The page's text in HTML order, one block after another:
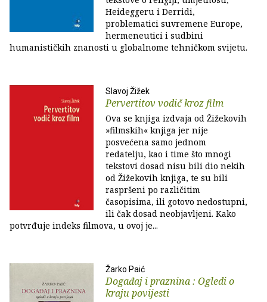
Heideggeru i Derridi,
problematici suvremene Europe,
hermeneutici i sudbini
humanističkih znanosti u globalnome tehničkom svijetu.
Slavoj Žižek
Pervertitov vodič kroz film
Ova se knjiga izdvaja od Žižekovih
»filmskih« knjiga jer nije
posvećena samo jednom
redatelju, kao i time što mnogi
tekstovi dosad nisu bili dio nekih
od Žižekovih knjiga, te su bili
raspršeni po različitim
časopisima, ili gotovo nedostupni,
ili čak dosad neobjavljeni. Kako
potvrđuje indeks filmova, u ovoj je...
Žarko Paić
Događaj i praznina : Ogledi o
kraju povijesti